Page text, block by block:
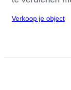
Verkoop je object